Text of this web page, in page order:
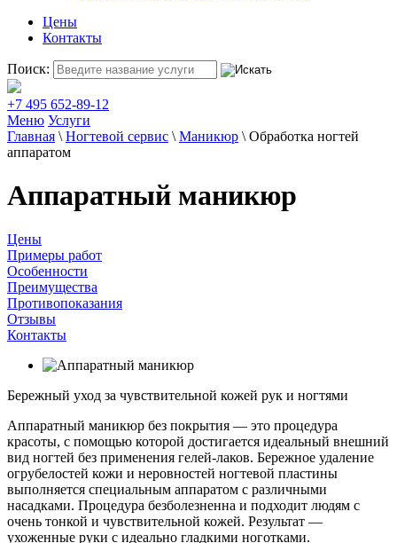
Цены
Контакты
Поиск:
+7 495 652-89-12
Меню Услуги
Главная \ Ногтевой сервис \ Маникюр \ Обработка ногтей
аппаратом
Аппаратный маникюр
Цены
Примеры работ
Особенности
Преимущества
Противопоказания
Отзывы
Контакты
Бережный уход за чувствительной кожей рук и ногтями
Аппаратный маникюр без покрытия — это процедура
красоты, с помощью которой достигается идеальный внешний
вид ногтей без применения гелей-лаков. Бережное удаление
огрубелостей кожи и неровностей ногтевой пластины
выполняется специальным аппаратом с различными
насадками. Процедура безболезненна и подходит людям с
очень тонкой и чувствительной кожей. Результат —
ухоженные руки с идеально гладкими ноготками.